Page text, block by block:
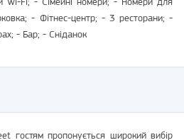
- Фітнес-центр; - 3 ресторани; -
- Бар; - Сніданок
гостям пропонується широкий вибір